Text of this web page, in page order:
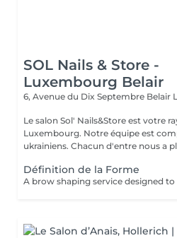
SOL Nails & Store -
Luxembourg Belair
6, Avenue du Dix Septembre Belair
Le salon Sol' Nails&Store est votre
Luxembourg. Notre équipe est composée de PROspécialistes
ukrainiens. Chacun d'entre nous a
Définition de la Forme